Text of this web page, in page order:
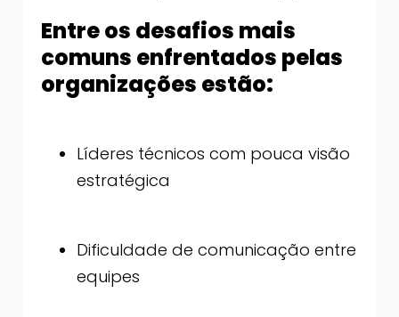
Entre os desafios mais
comuns enfrentados pelas
organizações estão:
Líderes técnicos com pouca visão
estratégica
Dificuldade de comunicação entre
equipes